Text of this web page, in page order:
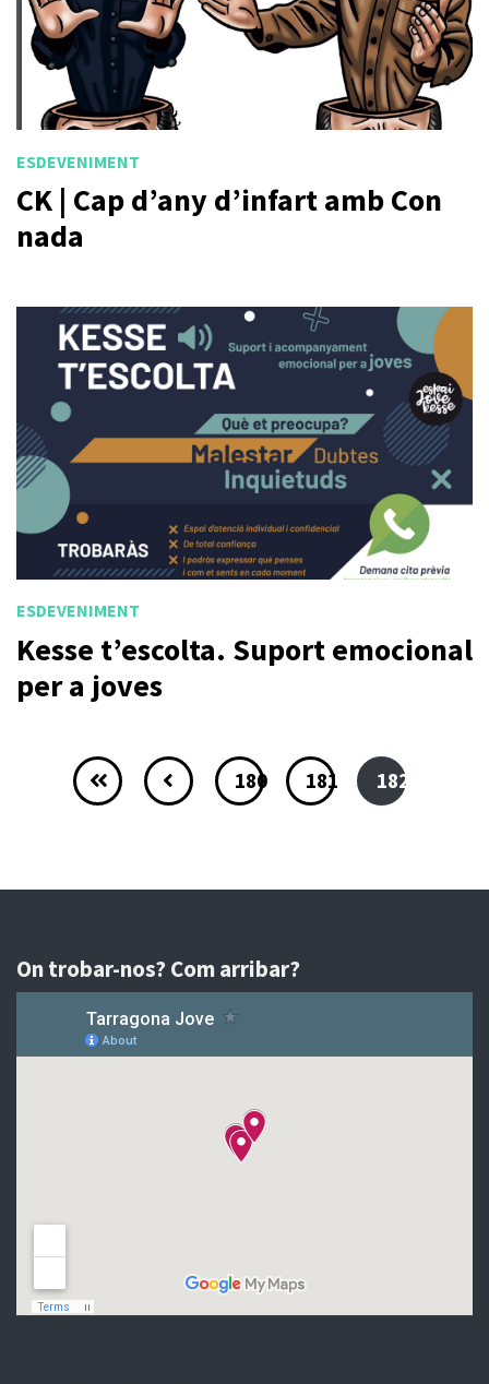
ESDEVENIMENT
CK | Cap d’any d’infart amb Con
nada
ESDEVENIMENT
Kesse t’escolta. Suport emocional
per a joves
180 181 182
On trobar-nos? Com arribar?